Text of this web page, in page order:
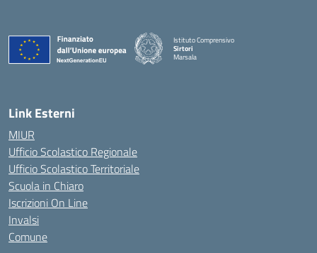
Istituto Comprensivo
Sirtori
Marsala
Link Esterni
MIUR
Ufficio Scolastico Regionale
Ufficio Scolastico Territoriale
Scuola in Chiaro
Iscrizioni On Line
Invalsi
Comune